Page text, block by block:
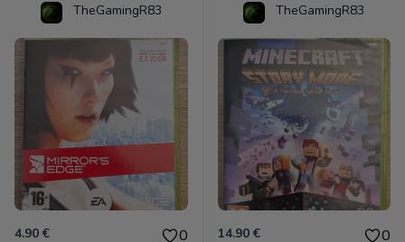
TheGamingR83
4.90 € 0
TheGamingR83
14.90 € 0